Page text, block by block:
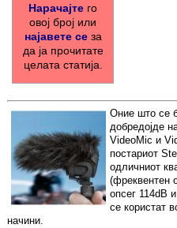
Нарачајте го
овој број или
најавете сеза
да ја прочитате
целата статија.
Оние што се
добредојде
VideoMic и
постариот
одличниот
(фреквентен
опсег 114dB
се користат
начини.